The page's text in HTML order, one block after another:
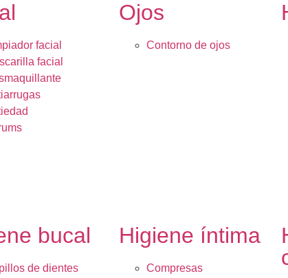
facial
facial
Ojos
Contorno de ojos
bucal
de dientes
Higiene íntima
Compresas